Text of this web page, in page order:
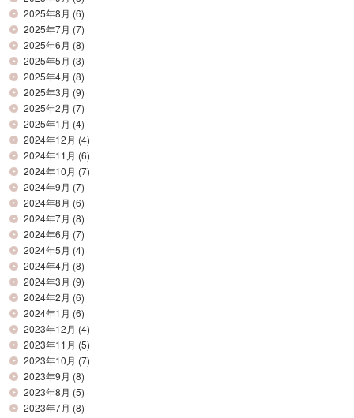
2025年8月 (6)
2025年7月 (7)
2025年6月 (8)
2025年5月 (3)
2025年4月 (8)
2025年3月 (9)
2025年2月 (7)
2025年1月 (4)
2024年12月 (4)
2024年11月 (6)
2024年10月 (7)
2024年9月 (7)
2024年8月 (6)
2024年7月 (8)
2024年6月 (7)
2024年5月 (4)
2024年4月 (8)
2024年3月 (9)
2024年2月 (6)
2024年1月 (6)
2023年12月 (4)
2023年11月 (5)
2023年10月 (7)
2023年9月 (8)
2023年8月 (5)
2023年7月 (8)